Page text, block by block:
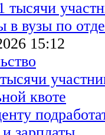
15:12
квоте